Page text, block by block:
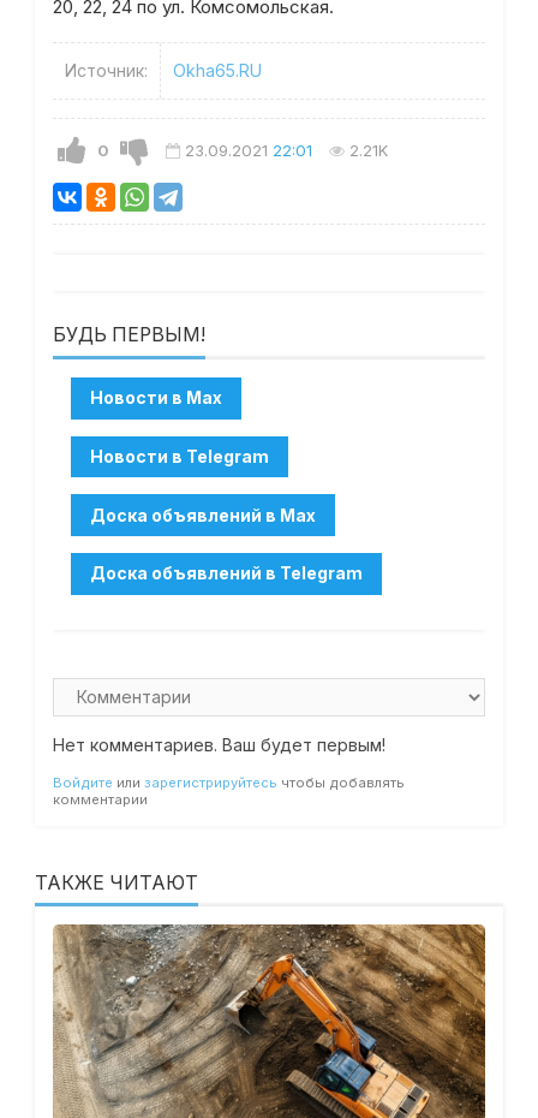
20, 22, 24 по ул. Комсомольская.
Источник: Okha65.RU
0 23.09.2021 22:01 2.21K
БУДЬ ПЕРВЫМ!
Нет комментариев. Ваш будет первым!
Войдите или зарегистрируйтесь чтобы добавлять
комментарии
ТАКЖЕ ЧИТАЮТ